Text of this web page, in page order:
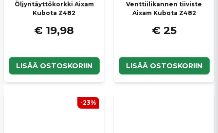
Öljyntäyttökorkki Aixam
Kubota Z482
€ 19,98
LISÄÄ OSTOSKORIIN
Venttiilikannen tiiviste
Aixam Kubota Z482
€ 25
LISÄÄ OSTOSKORIIN
-23%